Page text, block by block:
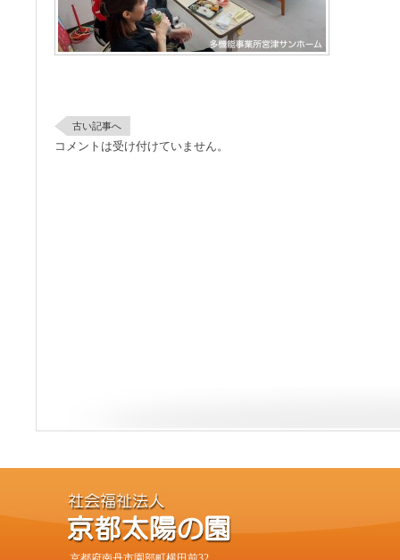
古い記事へ
コメントは受け付けていません。